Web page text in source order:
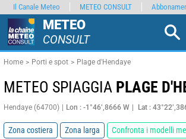
METEO
CONSULT
Home Porti e spot Plage d'Hendaye
METEO SPIAGGIA PLAGE
Hendaye (64700) Lon : -1°46’,8666 W Lat :
Zona costiera Zona larga Confronta i modelli
Il Canale Meteo METEO CONSULT